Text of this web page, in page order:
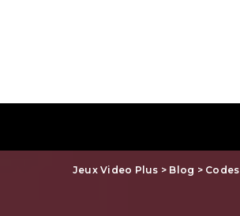
Jeux Video Plus > Blog > Codes